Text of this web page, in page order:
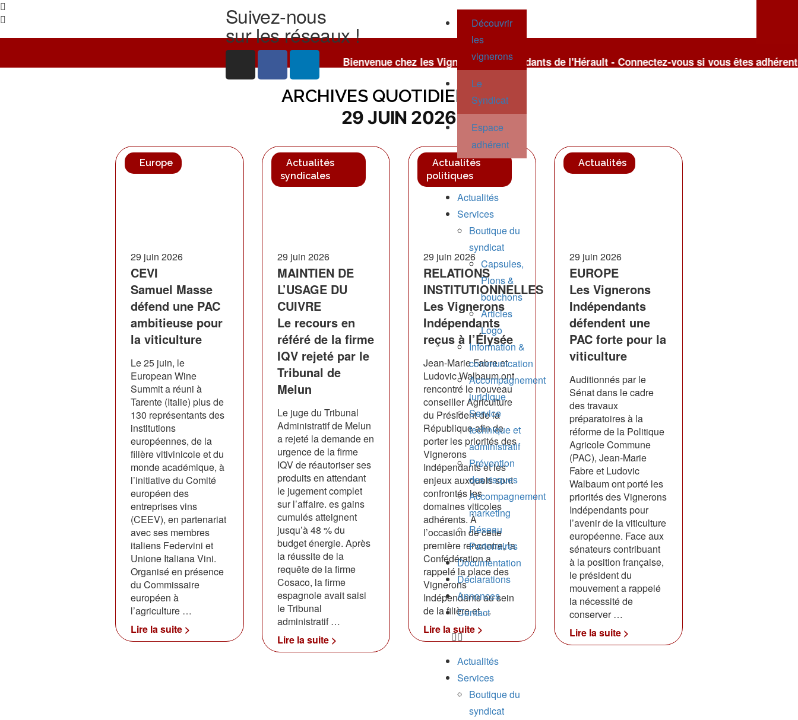
Suivez-nous
sur les réseaux !
Découvrir
les
vignerons
Le
Syndicat
Espace
adhérent
Actualités
Services
Boutique du
syndicat
Capsules,
Pions &
bouchons
Articles
Logo
Information &
communication
Accompagnement
juridique
Service
technique et
administratif
Prévention
des risques
Accompagnement
marketing
Réseau
Partenaires
Documentation
Déclarations
Annonces
Contact
Actualités
Services
Boutique du
syndicat
Bienvenue chez les Vignerons Indépendants de l'Hérault - Connectez-vous si vous êtes adhérent(e) du
ARCHIVES QUOTIDIENNES :
29 JUIN 2026
Europe
29 juin 2026
CEVI
Samuel Masse
défend une PAC
ambitieuse pour
la viticulture
Le 25 juin, le
European Wine
Summit a réuni à
Tarente (Italie) plus de
130 représentants des
institutions
européennes, de la
filière vitivinicole et du
monde académique, à
l’initiative du Comité
européen des
entreprises vins
(CEEV), en partenariat
avec ses membres
italiens Federvini et
Unione Italiana Vini.
Organisé en présence
du Commissaire
européen à
l’agriculture …
Lire la suite >
Actualités
syndicales
29 juin 2026
MAINTIEN DE
L’USAGE DU
CUIVRE
Le recours en
référé de la firme
IQV rejeté par le
Tribunal de
Melun
Le juge du Tribunal
Administratif de Melun
a rejeté la demande en
urgence de la firme
IQV de réautoriser ses
produits en attendant
le jugement complet
sur l’affaire. es gains
cumulés atteignent
jusqu’à 48 % du
budget énergie. Après
la réussite de la
requête de la firme
Cosaco, la firme
espagnole avait saisi
le Tribunal
administratif …
Lire la suite >
Actualités
politiques
29 juin 2026
RELATIONS
INSTITUTIONNELLES
Les Vignerons
Indépendants
reçus à l’Élysée
Jean-Marie Fabre et
Ludovic Walbaum ont
rencontré le nouveau
conseiller Agriculture
du Président de la
République afin de
porter les priorités des
Vignerons
Indépendants et les
enjeux auxquels sont
confrontés les
domaines viticoles
adhérents. À
l’occasion de cette
première rencontre, la
Confédération a
rappelé la place des
Vignerons
Indépendants au sein
de la filière et …
Lire la suite >
Actualités
29 juin 2026
EUROPE
Les Vignerons
Indépendants
défendent une
PAC forte pour la
viticulture
Auditionnés par le
Sénat dans le cadre
des travaux
préparatoires à la
réforme de la Politique
Agricole Commune
(PAC), Jean-Marie
Fabre et Ludovic
Walbaum ont porté les
priorités des Vignerons
Indépendants pour
l’avenir de la viticulture
européenne. Face aux
sénateurs contribuant
à la position française,
le président du
mouvement a rappelé
la nécessité de
conserver …
Lire la suite >